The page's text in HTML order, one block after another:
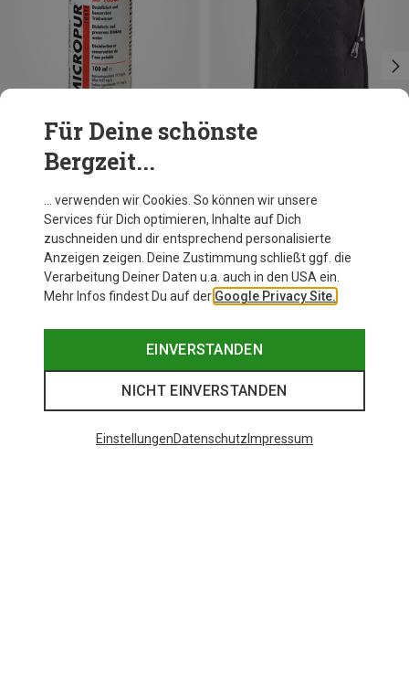
Micropur Forte MF 1000F
ONE SIZE
Für Deine schönste
Bergzeit...
… verwenden wir Cookies. So können wir unsere
Services für Dich optimieren, Inhalte auf Dich
zuschneiden und dir entsprechend personalisierte
Anzeigen zeigen. Deine Zustimmung schließt ggf. die
Verarbeitung Deiner Daten u.a. auch in den USA ein.
Mehr Infos findest Du auf der Google Privacy Site.
EINVERSTANDEN
NICHT EINVERSTANDEN
EinstellungenDatenschutz Impressum